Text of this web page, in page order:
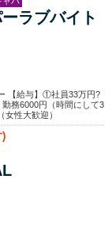
ラブバイト
【給与】①社員33万円?
務6000円（時間にして3
性大歓迎）
)